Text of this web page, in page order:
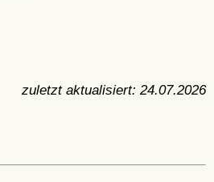
zuletzt aktualisiert: 24.07.2026